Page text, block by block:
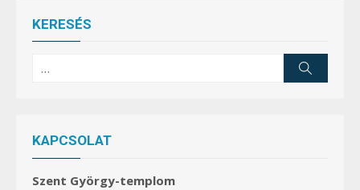
KERESÉS
KAPCSOLAT
Szent György-templom